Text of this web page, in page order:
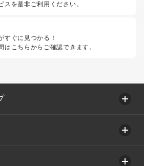
スを是非ご利用ください。
すぐに見つかる！
はこちらからご確認できます。